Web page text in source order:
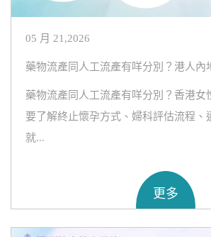
05 月 21,2026
藥物流產同人工流產有咩分別？港人內
藥物流產同人工流產有咩分別？香港女
要了解終止懷孕方式、婦科評估流程、
就...
更多